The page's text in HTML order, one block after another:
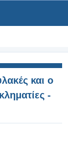
και ο
-